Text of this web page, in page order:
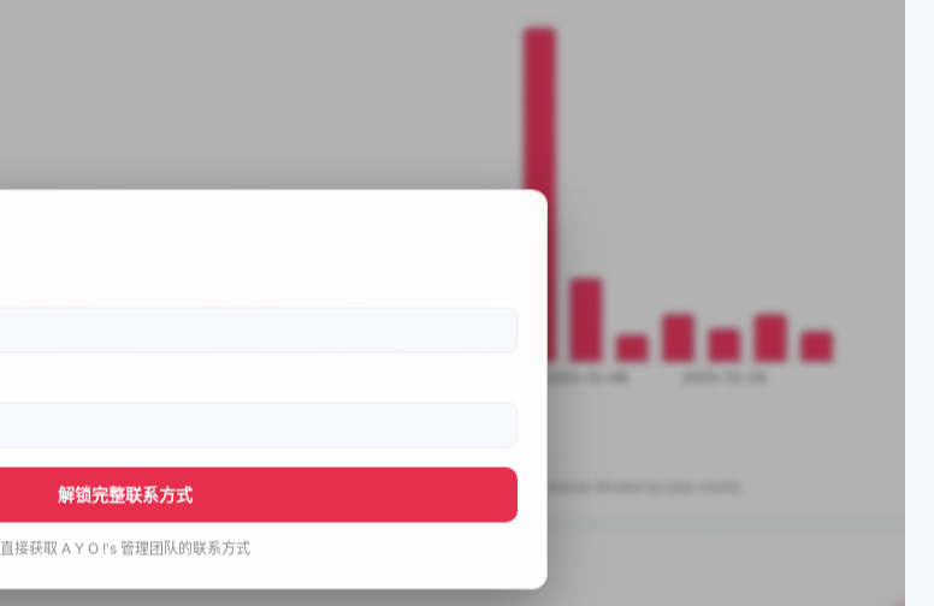
解锁完整联系方式
直接获取 A Y O !'s 管理团队的联系方式